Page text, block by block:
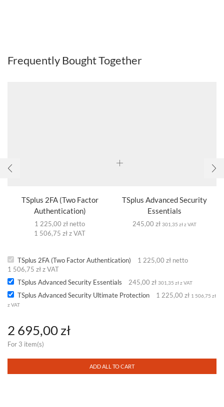
Frequently Bought Together
TSplus 2FA (Two Factor
Authentication)
1 225,00 zł netto
1 506,75 zł z VAT
TSplus Advanced Security
Essentials
245,00 zł 301,35 złz VAT
TSplus 2FA (Two Factor Authentication)
1 225,00 zł netto
1 506,75 zł z VAT
TSplus Advanced Security Essentials
245,00 zł 301,35 złz VAT
TSplus Advanced Security Ultimate Protection 1 225,00 zł 1 506,75 zł
z VAT
2 695,00zł
For 3 item(s)
ADD ALL TO CART